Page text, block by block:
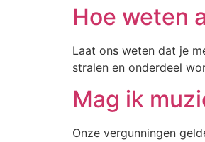
Hoe weten
Laat ons weten dat je
stralen en onderdeel
Mag ik
Onze vergunningen